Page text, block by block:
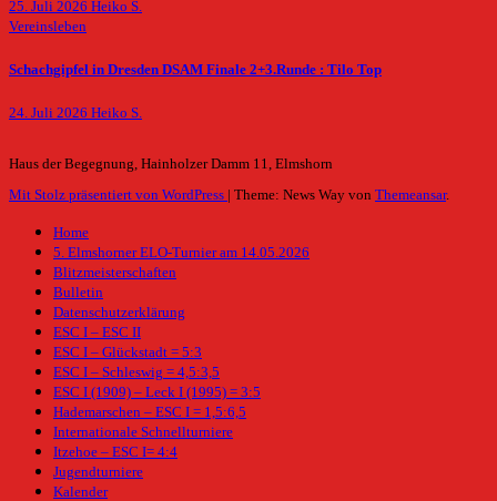
25. Juli 2026 Heiko S.
Vereinsleben
Schachgipfel in Dresden DSAM Finale 2+3.Runde : Tilo Top
24. Juli 2026 Heiko S.
Haus der Begegnung, Hainholzer Damm 11, Elmshorn
Mit Stolz präsentiert von WordPress
Theme: News Way von Themeansar.
Home
5. Elmshorner ELO-Turnier am 14.05.2026
Blitzmeisterschaften
Bulletin
Datenschutzerklärung
ESC I – ESC II
ESC I – Glückstadt = 5:3
ESC I – Schleswig = 4,5:3,5
ESC I (1909) – Leck I (1995) = 3:5
Hademarschen – ESC I = 1,5:6,5
Internationale Schnellturniere
Itzehoe – ESC I= 4:4
Jugendturniere
Kalender